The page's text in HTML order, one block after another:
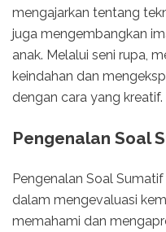
mengajarkan tentang
juga mengembangkan
anak. Melalui seni rupa,
keindahan dan
dengan cara yang kreatif.
Pengenalan Soal
Pengenalan Soal
dalam mengevaluasi
memahami dan